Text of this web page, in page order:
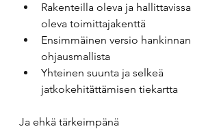
Rakenteilla oleva ja hallittavissa
oleva toimittajakenttä
Ensimmäinen versio hankinnan
ohjausmallista
Yhteinen suunta ja selkeä
jatkokehitättämisen tiekartta
Ja ehkä tärkeimpänä